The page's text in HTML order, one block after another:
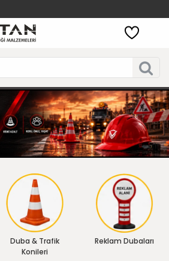
Duba & Trafik
Konileri
Reklam Dubaları